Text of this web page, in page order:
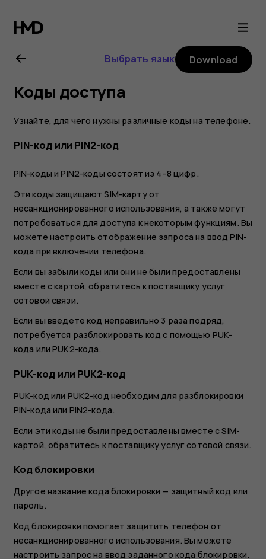
Nokia
6.2
user
guide
Выбрать язык Download
Коды доступа
Узнайте, для чего нужны различные коды на телефоне.
PIN-код или PIN2-код
PIN-коды и PIN2-коды состоят из 4–8 цифр.
Эти коды защищают SIM-карту от
несанкционированного использования, а также могут
потребоваться для доступа к некоторым функциям. Вы
можете настроить отображение запроса на ввод PIN-
кода при включении телефона.
Если вы забыли коды или они не были предоставлены
вместе с картой, обратитесь к поставщику услуг
сотовой связи.
Если вы введете код неправильно 3 раза подряд,
потребуется разблокировать код с помощью PUK-
кода или PUK2-кода.
PUK-код или PUK2-код
PUK-код или PUK2-код необходим для разблокировки
PIN-кода или PIN2-кода.
Если эти коды не были предоставлены вместе с SIM-
картой, обратитесь к поставщику услуг сотовой связи.
Код блокировки
Другое название кода блокировки — защитный код или
пароль.
Код блокировки помогает защитить телефон от
несанкционированного использования. Вы можете
настроить запрос на ввод заданного кода блокировки.